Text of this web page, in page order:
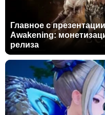
Главное с
Awakening:
релиза